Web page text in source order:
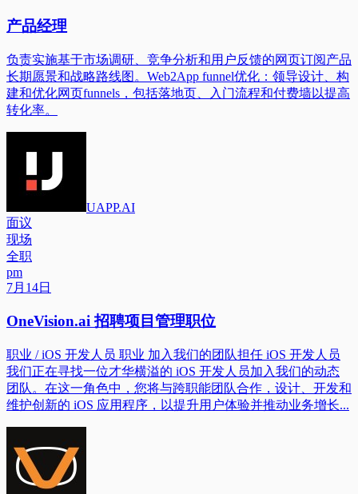
产品经理
负责实施基于市场调研、竞争分析和用户反馈的网页订阅产品
长期愿景和战略路线图。Web2App funnel优化：领导设计、构
建和优化网页funnels，包括落地页、入门流程和付费墙以提高
转化率。
UAPP.AI
面议
现场
全职
pm
7月14日
OneVision.ai 招聘项目管理职位
职业 / iOS 开发人员 职业 加入我们的团队担任 iOS 开发人员
我们正在寻找一位才华横溢的 iOS 开发人员加入我们的动态
团队。在这一角色中，您将与跨职能团队合作，设计、开发和
维护创新的 iOS 应用程序，以提升用户体验并推动业务增长...